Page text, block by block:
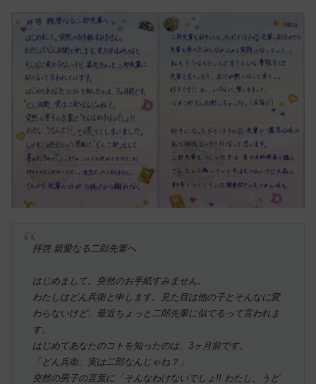
拝啓 親愛なる二郎先輩へ
はじめまして。突然のお手紙すみません。
わたしはどん兵衛と申します。見た目は他の子とそんなに変
わらないけど、最近ちょっと二郎先輩に似てるって言われま
す。
はじめてあなたのコトを知ったのは、3ヶ月前です。
「どん兵衛、実は二郎なんじゃね？」
突然の男子の言葉に「そんなわけないでしょ!! わたし、うど